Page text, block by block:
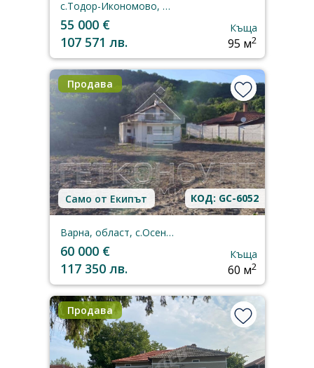
с.Тодор-Икономово, Шумен, област
55 000 €
107 571 лв.
Къща
95 м2
Продава
Само от Екипът КОД: GC-6052
Варна, област, с.Осеново
60 000 €
117 350 лв.
Къща
60 м2
Продава